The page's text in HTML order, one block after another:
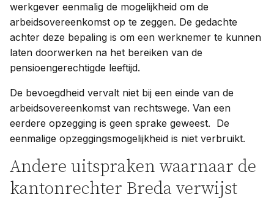
werkgever eenmalig de mogelijkheid om de
arbeidsovereenkomst op te zeggen. De gedachte
achter deze bepaling is om een werknemer te kunnen
laten doorwerken na het bereiken van de
pensioengerechtigde leeftijd.
De bevoegdheid vervalt niet bij een einde van de
arbeidsovereenkomst van rechtswege. Van een
eerdere opzegging is geen sprake geweest. De
eenmalige opzeggingsmogelijkheid is niet verbruikt.
Andere uitspraken waarnaar de
kantonrechter Breda verwijst